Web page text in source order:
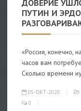
ДОВЕРИЕ
ПУТИН И
«Россия, конечно,
часов вам
Сколько времени
05-ОКТ-2020
0